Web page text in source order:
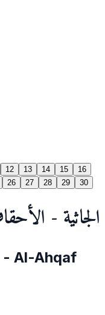
12 13 14 15
16
26 27 28 29 30
الجاثية -
- Al-Ahqaf